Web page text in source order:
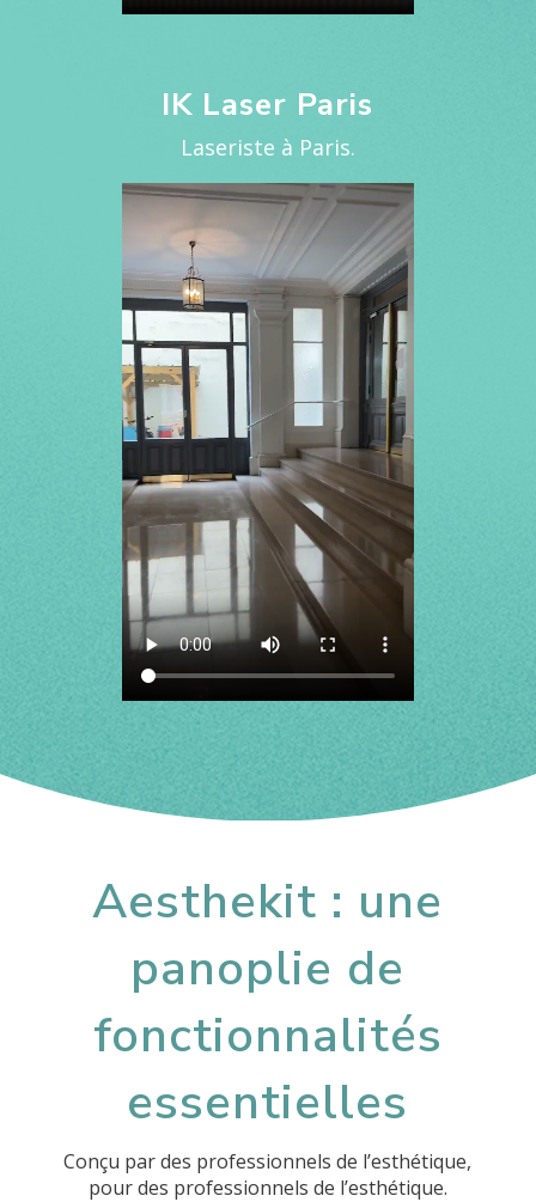
IK Laser Paris
Laseriste à Paris.
Aesthekit : une
panoplie de
fonctionnalités
essentielles
Conçu par des professionnels de l’esthétique,
pour des professionnels de l’esthétique.